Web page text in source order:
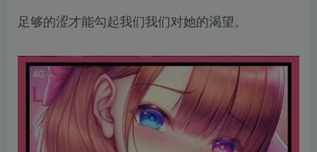
足够的涩才能勾起我们我们对她的渴望。